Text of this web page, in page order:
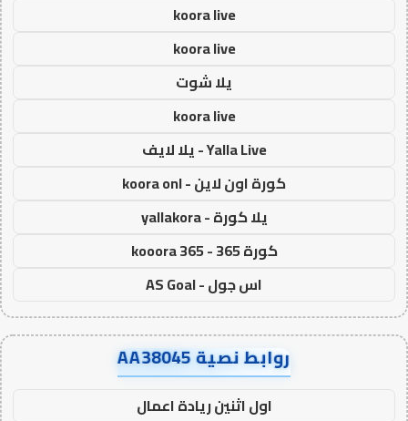
koora live
koora live
يلا شوت
koora live
Yalla Live - يلا لايف
كورة اون لاين - koora onl
يلا كورة - yallakora
كورة 365 - kooora 365
اس جول - AS Goal
روابط نصية AA38045
اول اثنين ريادة اعمال